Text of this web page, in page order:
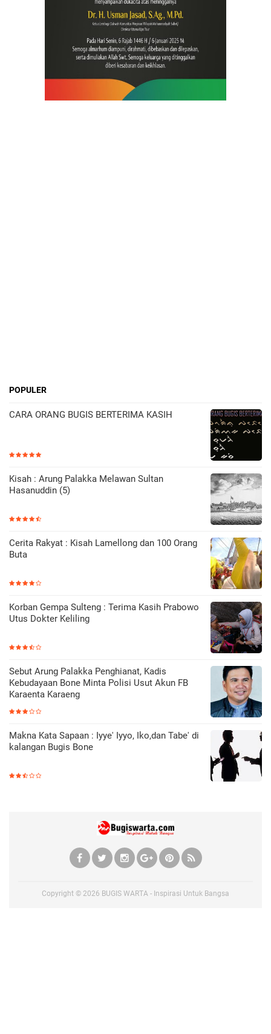
POPULER
CARA ORANG BUGIS BERTERIMA KASIH
Kisah : Arung Palakka Melawan Sultan
Hasanuddin (5)
Cerita Rakyat : Kisah Lamellong dan 100 Orang
Buta
Korban Gempa Sulteng : Terima Kasih Prabowo
Utus Dokter Keliling
Sebut Arung Palakka Penghianat, Kadis
Kebudayaan Bone Minta Polisi Usut Akun FB
Karaenta Karaeng
Makna Kata Sapaan : Iyye' Iyyo, Iko,dan Tabe' di
kalangan Bugis Bone
Copyright © 2026 BUGIS WARTA - Inspirasi Untuk Bangsa